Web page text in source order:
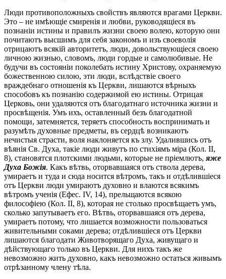
Люди противоположныхъ свойствъ являются врагами Церкви.
Это – не имѣющіе смиренія и любви, руководящіеся въ
познаніи истины и правилъ жизни своею волею, которую они
почитаютъ высшимъ для себя закономъ и изъ своеволія
отрицаютъ всякій авторитетъ, люди, довольствующіеся своею
личною жизнью, словомъ, люди гордые и самолюбивые. Не
будучи въ состояніи поколебать истину Христову, охраняемую
божественною силою, эти люди, вслѣдствіе своего
враждебнаго отношенія къ Церкви, лишаются вѣрныхъ
способовъ къ познанію содержимой ею истины. Отрицая
Церковь, они удаляются отъ благодатнаго источника жизни и
просвѣщенія. Умъ ихъ, оставленный безъ благодатной
помощи, затемняется, теряетъ способность воспринимать и
разумѣть духовные предметы, въ сердцѣ возникаютъ
нечистыя страсти, воля наклоняется къ злу. Удалившись отъ
вѣянія Св. Духа, такіе люди живутъ по стихіямъ міра (Кол. II,
8), становятся плотскими людьми, которые не пріемлютъ, яже
Духа Божія. Какъ вѣтвь, оторвавшаяся отъ ствола дерева,
умираетъ и туда и сюда носится вѣтромъ, такъ и отдѣлившіеся
отъ Церкви люди умираютъ духовно и влаются всякимъ
вѣтромъ ученія (Ефес. IV, 14), прельщаются всякою
философіею (Кол. II, 8), которая не столько просвѣщаетъ умъ,
сколько запутываетъ его. Вѣтвь, оторвавшаяся отъ дерева,
умираетъ потому, что лишается возможности пользоваться
живительными соками дерева; отдѣлившіеся отъ Церкви
лишаются благодати Животворящаго Духа, живущаго и
дѣйствующаго только въ Церкви. Для нихъ такъ же
невозможно жить духовно, какъ невозможно остаться живымъ
отрѣзанному члену тѣла.